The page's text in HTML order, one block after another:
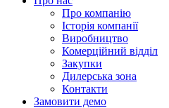
Про компанію
Історія компанії
Виробництво
Комерційний відділ
Закупки
Дилерська зона
Контакти
Замовити демо